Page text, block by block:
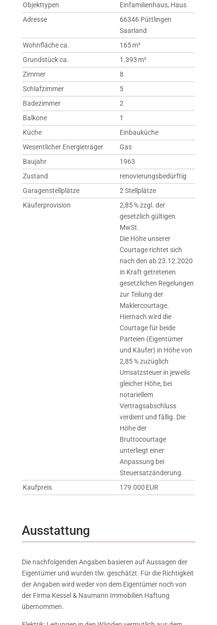
Objekttypen
Einfamilienhaus, Haus
Adresse
66346 Püttlingen
Saarland
Wohnfläche ca.
165 m²
Grund­stück ca.
1.393 m²
Zimmer
8
Schlafzimmer
5
Badezimmer
2
Balkone
1
Küche
Einbauküche
Wesentlicher Energieträger
Gas
Baujahr
1963
Zustand
renovierungsbedürftig
Garagen­stellplätze
2 Stellplätze
Käufer­provision
2,85 % zzgl. der
gesetzlich gültigen
MwSt.
Die Höhe unserer
Courtage richtet sich
nach den ab 23.12.2020
in Kraft getretenen
gesetzlichen Regelungen
zur Teilung der
Maklercourtage.
Hiernach wird die
Courtage für beide
Parteien (Eigentümer
und Käufer) in Höhe von
2,85 % zuzüglich
Umsatzsteuer in jeweils
gleicher Höhe, bei
notariellem
Vertragsabschluss
verdient und fällig. Die
Höhe der
Bruttocourtage
unterliegt einer
Anpassung bei
Steuersatzänderung.
Kaufpreis
179.000 EUR
Ausstattung
Die nachfolgenden Angaben basieren auf Aussagen der
Eigentümer und wurden tlw. geschätzt. Für die Richtigkeit
der Angaben wird weder von dem Eigentümer noch von
der Firma Kessel & Naumann Immobilien Haftung
übernommen.